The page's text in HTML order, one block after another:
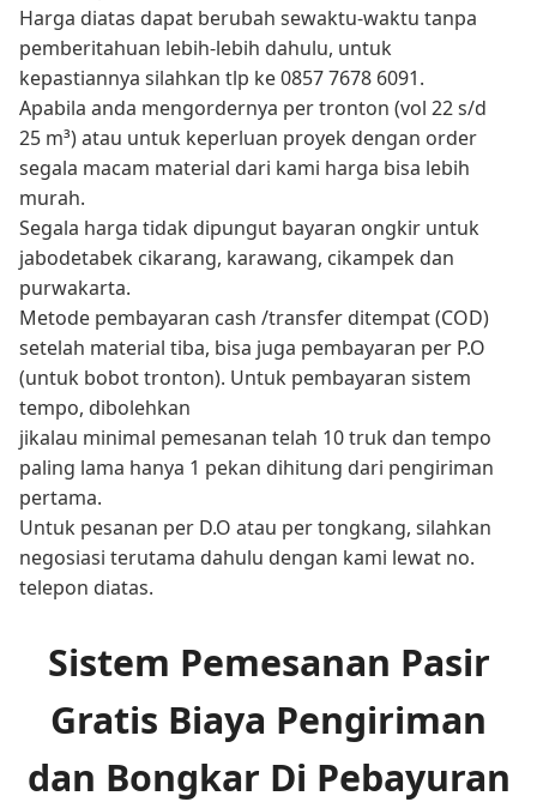
Harga diatas dapat berubah sewaktu-waktu tanpa
pemberitahuan lebih-lebih dahulu, untuk
kepastiannya silahkan tlp ke 0857 7678 6091.
Apabila anda mengordernya per tronton (vol 22 s/d
25 m³) atau untuk keperluan proyek dengan order
segala macam material dari kami harga bisa lebih
murah.
Segala harga tidak dipungut bayaran ongkir untuk
jabodetabek cikarang, karawang, cikampek dan
purwakarta.
Metode pembayaran cash /transfer ditempat (COD)
setelah material tiba, bisa juga pembayaran per P.O
(untuk bobot tronton). Untuk pembayaran sistem
tempo, dibolehkan
jikalau minimal pemesanan telah 10 truk dan tempo
paling lama hanya 1 pekan dihitung dari pengiriman
pertama.
Untuk pesanan per D.O atau per tongkang, silahkan
negosiasi terutama dahulu dengan kami lewat no.
telepon diatas.
Sistem Pemesanan Pasir
Gratis Biaya Pengiriman
dan Bongkar Di Pebayuran